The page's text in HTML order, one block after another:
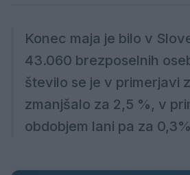
Konec maja je bilo v
43.060 brezposelnih
število se je v primerjavi
zmanjšalo za 2,5 %, v
obdobjem lani pa za